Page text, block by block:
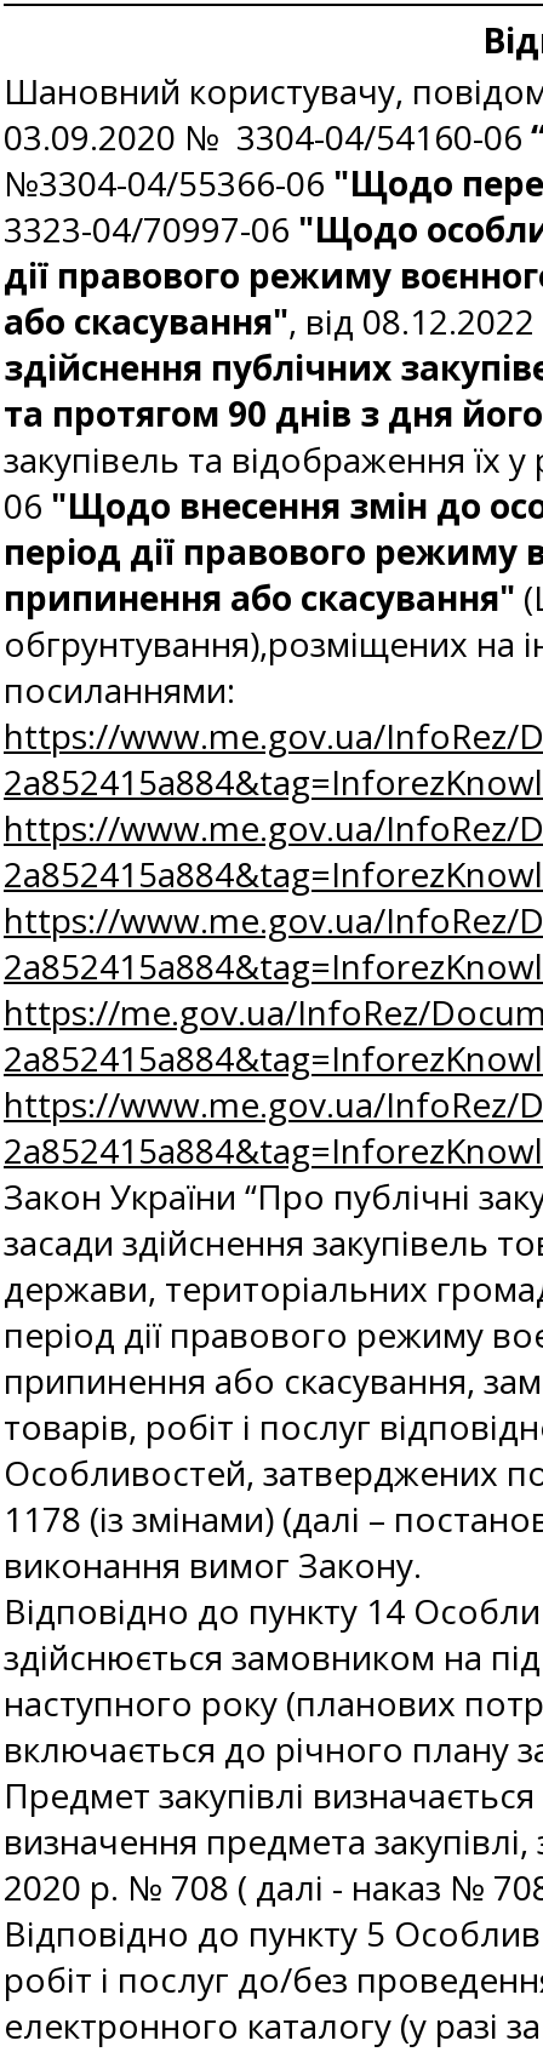
Шановний користувачу,
03.09.2020 № 3304-04/54160-06
№3304-04/55366-06 "Щодо
3323-04/70997-06 "Щодо
дії правового режиму
або скасування", від
здійснення публічних
та протягом 90 днів з дня
закупівель та відображення їх у
06 "Щодо внесення змін до
період дії правового режиму
припинення або скасування"
обгрунтування),розміщених на
посиланнями:
https://www.me.gov.ua/InfoRez/
https://www.me.gov.ua/InfoRez/
https://www.me.gov.ua/InfoRez/
https://me.gov.ua/InfoRez/
https://www.me.gov.ua/InfoRez/
Закон України “Про публічні
засади здійснення закупівель
держави, територіальних
період дії правового режиму
припинення або скасування,
товарів, робіт і послуг
Особливостей, затверджених
1178 (із змінами) (далі –
виконання вимог Закону.
Відповідно до пункту 14
здійснюється замовником на
наступного року (планових
включається до річного плану
Предмет закупівлі
визначення предмета
2020 р. № 708 ( далі - наказ №
Відповідно до пункту 5
робіт і послуг до/без
електронного каталогу (у разі